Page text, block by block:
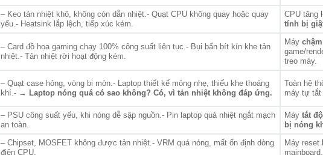
– Keo tản nhiệt khô, không còn dẫn nhiệt.- Quạt CPU không quay hoặc quay
yếu.- Heatsink lắp lệch, tiếp xúc kém.
CPU tăng
tính bị
– Card đồ họa gaming chạy 100% công suất liên tục.- Bụi bẩn bít kín khe tản
nhiệt.- Tản nhiệt rời hoạt động kém.
Máy
game/
treo máy.
– Quạt case hỏng, vòng bi mòn.- Laptop thiết kế mỏng nhẹ, thiếu khe thoáng
khí.- →
Laptop nóng quá có sao không? Có, vì tản nhiệt không đáp ứng.
Toàn hệ
máy tự tắt
– PSU công suất yếu, khi nóng dễ sập nguồn.- Pin laptop quá nhiệt ngắt mạch
an toàn.
Máytắt
bị nóng
– Chipset, MOSFET không được tản nhiệt.- VRM quá nóng, mất ổn định dòng
điện CPU.
Máy reset
mainboard.